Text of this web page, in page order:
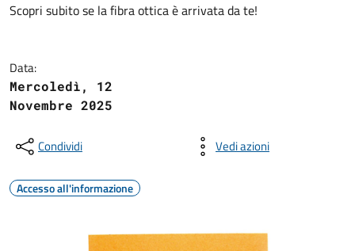
Scopri subito se la fibra ottica è arrivata da te!
Data:
Mercoledì, 12
Novembre 2025
Condividi Vedi azioni
Accesso all'informazione